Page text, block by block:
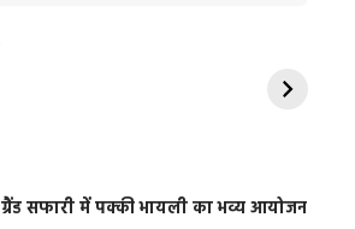
ग्रैंड सफारी में पक्की भायली का भव्य आयोजन